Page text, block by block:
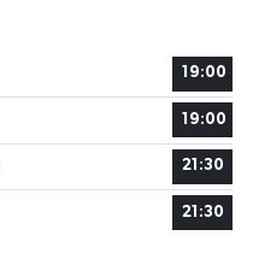
19:00
19:00
21:30
21:30